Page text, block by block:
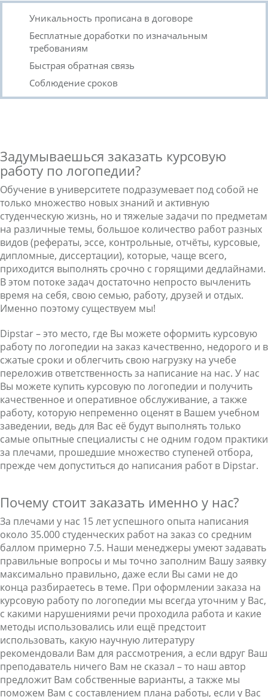
Уникальность прописана в договоре
Бесплатные доработки по изначальным
требованиям
Быстрая обратная связь
Соблюдение сроков
Задумываешься заказать курсовую
работу по логопедии?
Обучение в университете подразумевает под собой не
только множество новых знаний и активную
студенческую жизнь, но и тяжелые задачи по предметам
на различные темы, большое количество работ разных
видов (рефераты, эссе, контрольные, отчёты, курсовые,
дипломные, диссертации), которые, чаще всего,
приходится выполнять срочно с горящими дедлайнами.
В этом потоке задач достаточно непросто вычленить
время на себя, свою семью, работу, друзей и отдых.
Именно поэтому существуем мы!
Dipstar – это место, где Вы можете оформить курсовую
работу по логопедии на заказ качественно, недорого и в
сжатые сроки и облегчить свою нагрузку на учебе
переложив ответственность за написание на нас. У нас
Вы можете купить курсовую по логопедии и получить
качественное и оперативное обслуживание, а также
работу, которую непременно оценят в Вашем учебном
заведении, ведь для Вас её будут выполнять только
самые опытные специалисты с не одним годом практики
за плечами, прошедшие множество ступеней отбора,
прежде чем допуститься до написания работ в Dipstar.
Почему стоит заказать именно у нас?
За плечами у нас 15 лет успешного опыта написания
около 35.000 студенческих работ на заказ со средним
баллом примерно 7.5. Наши менеджеры умеют задавать
правильные вопросы и мы точно заполним Вашу заявку
максимально правильно, даже если Вы сами не до
конца разбираетесь в теме. При оформлении заказа на
курсовую работу по логопедии мы всегда уточним у Вас,
с какими нарушениями речи проходила работа и какие
методы использовались или ещё предстоит
использовать, какую научную литературу
рекомендовали Вам для рассмотрения, а если вдруг Ваш
преподаватель ничего Вам не сказал – то наш автор
предложит Вам собственные варианты, а также мы
поможем Вам с составлением плана работы, если у Вас